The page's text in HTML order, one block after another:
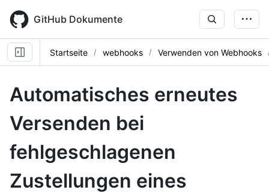
main
content
GitHub Dokumente
Startseite webhooks Verwenden von Webhooks
Automatisches erneutes
Versenden bei
fehlgeschlagenen
Zustellungen eines